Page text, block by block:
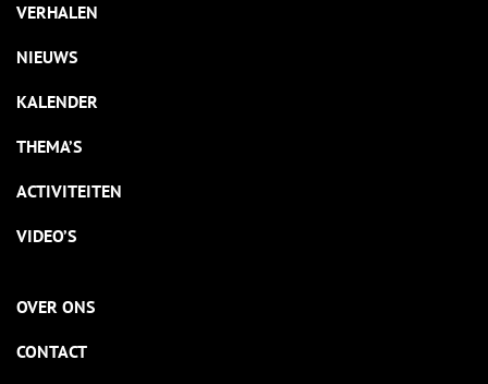
VERHALEN
NIEUWS
KALENDER
THEMA’S
ACTIVITEITEN
VIDEO’S
OVER ONS
CONTACT